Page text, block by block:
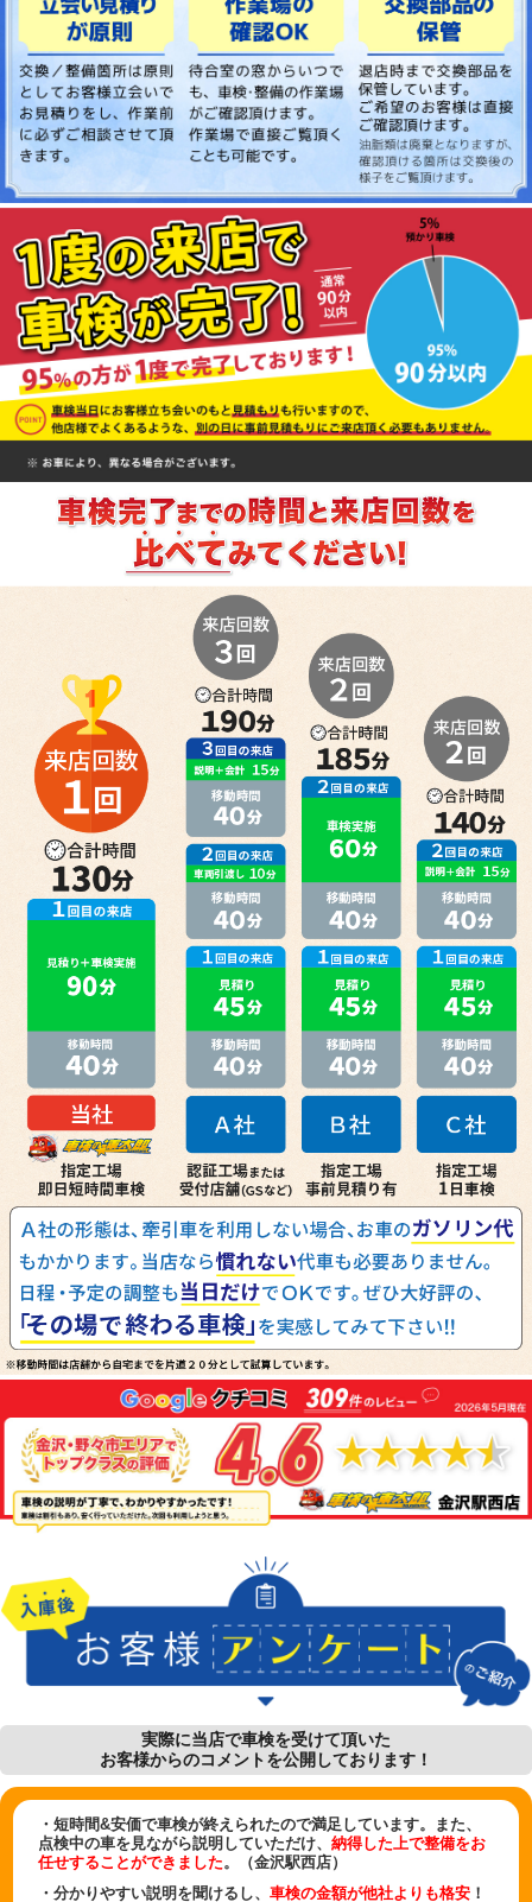
実際に当店で車検を受けて頂いた
お客様からのコメントを公開しております！
・短時間&安価で車検が終えられたので満足しています。また、
点検中の車を見ながら説明していただけ、納得した上で整備をお
任せすることができました。（金沢駅西店）
・分かりやすい説明を聞けるし、車検の金額が他社よりも格安 ！